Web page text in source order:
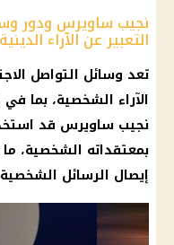
نجيب ساويرس ودور
التعبير عن الآراء الدينية
تعد وسائل التواصل
الآراء الشخصية، بما في
نجيب ساويرس قد
بمعتقداته الشخصية،
إيصال الرسائل